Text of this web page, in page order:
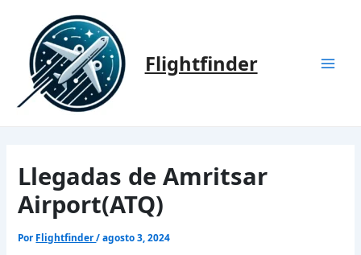
contenido
Flightfinder
Llegadas de Amritsar
Airport(ATQ)
Por Flightfinder/agosto 3, 2024